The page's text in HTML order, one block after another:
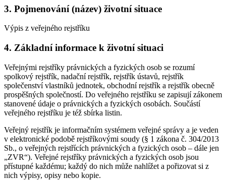
3. Pojmenování (název) životní situace
Výpis z veřejného rejstříku
4. Základní informace k životní situaci
Veřejnými rejstříky právnických a fyzických osob se rozumí
spolkový rejstřík, nadační rejstřík, rejstřík ústavů, rejstřík
společenství vlastníků jednotek, obchodní rejstřík a rejstřík obecně
prospěšných společností. Do veřejného rejstříku se zapisují zákonem
stanovené údaje o právnických a fyzických osobách. Součástí
veřejného rejstříku je též sbírka listin.
Veřejný rejstřík je informačním systémem veřejné správy a je veden
v elektronické podobě rejstříkovými soudy (§ 1 zákona č. 304/2013
Sb., o veřejných rejstřících právnických a fyzických osob – dále jen
„ZVR“). Veřejné rejstříky právnických a fyzických osob jsou
přístupné každému; každý do nich může nahlížet a pořizovat si z
nich výpisy, opisy nebo kopie.